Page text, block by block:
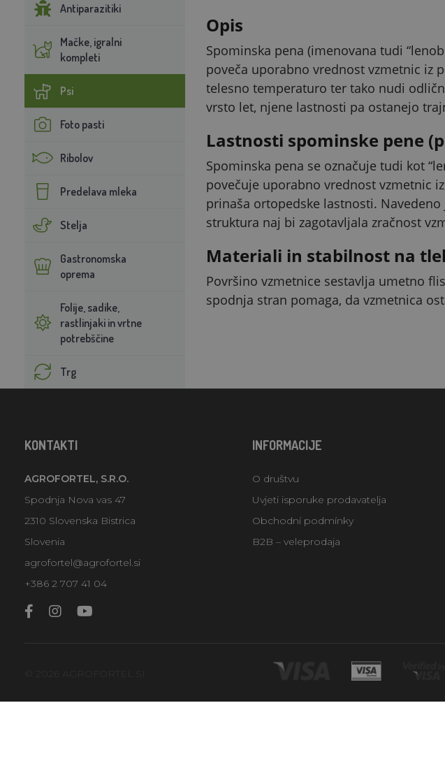
Antiparazitiki
Mačke, igralni
kompleti
Psi
Foto pasti
Ribolov
Predelava mleka
Stelja
Gastronomska
oprema
Folije, sadike,
rastlinjaki in vrtne
potrebščine
Trg
Opis
Spominska pena (imenovana tudi
poveča uporabno vrednost vzmetnic iz
telesno temperaturo ter tako nudi
vrsto let, njene lastnosti pa ostanejo
Lastnosti spominske pene
Spominska pena se označuje tudi kot
povečuje uporabno vrednost vzmetnic
prinaša ortopedske lastnosti.
struktura naj bi zagotavljala zračnost
Materiali in stabilnost na
Površino vzmetnice sestavlja umetno
spodnja stran pomaga, da vzmetnica
KONTAKTI
AGROFORTEL, S.R.O.
Spodnja Nova vas 47
2310 Slovenska Bistrica
Slovenia
agrofortel@agrofortel.si
+386 2 707 41 04
INFORMACIJE
O društvu
Uvjeti isporuke prodavatelja
Obchodní podmínky
B2B – veleprodaja